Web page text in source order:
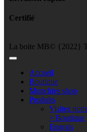
Certifié
La boite MB© {2022}
Accueil
Boutique
Munchies shop
Produits
Visitez
> Boutique
Engrais